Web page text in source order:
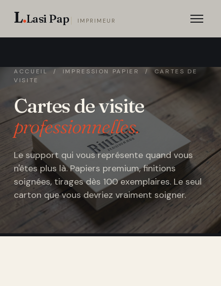
L.Lasi Pap IMPRIMEUR
ACCUEIL / IMPRESSION PAPIER
/ CARTES DE
VISITE
Cartes de visite
professionnelles.
Le support qui vous représente quand vous
n'êtes plus là. Papiers premium, finitions
soignées, tirages dès 100 exemplaires. Le seul
carton que vous devriez vraiment soigner.